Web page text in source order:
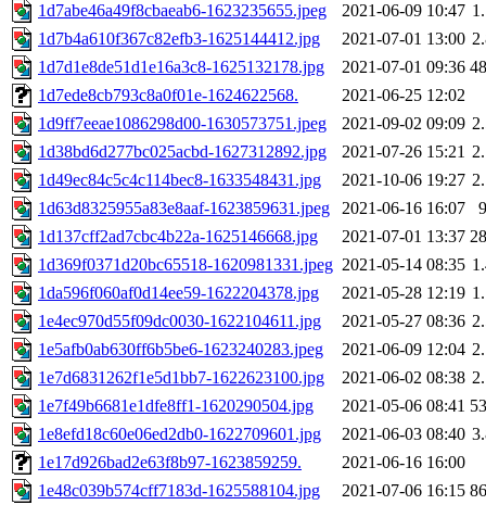
1d7abe46a49f8cbaeab6-1623235655.jpeg
2021-06-09 10:47
1d7b4a610f367c82efb3-1625144412.jpg
2021-07-01 13:00
1d7d1e8de51d1e16a3c8-1625132178.jpg
2021-07-01 09:36
1d7ede8cb793c8a0f01e-1624622568.
2021-06-25 12:02
1d9ff7eeae1086298d00-1630573751.jpeg
2021-09-02 09:09
1d38bd6d277bc025acbd-1627312892.jpg
2021-07-26 15:21
1d49ec84c5c4c114bec8-1633548431.jpg
2021-10-06 19:27
1d63d8325955a83e8aaf-1623859631.jpeg
2021-06-16 16:07
1d137cff2ad7cbc4b22a-1625146668.jpg
2021-07-01 13:37
1d369f0371d20bc65518-1620981331.jpeg 2021-05-14 08:35
1da596f060af0d14ee59-1622204378.jpg
2021-05-28 12:19
1e4ec970d55f09dc0030-1622104611.jpg
2021-05-27 08:36
1e5afb0ab630ff6b5be6-1623240283.jpeg
2021-06-09 12:04
1e7d6831262f1e5d1bb7-1622623100.jpg
2021-06-02 08:38
1e7f49b6681e1dfe8ff1-1620290504.jpg
2021-05-06 08:41
1e8efd18c60e06ed2db0-1622709601.jpg
2021-06-03 08:40
1e17d926bad2e63f8b97-1623859259.
2021-06-16 16:00
1e48c039b574cff7183d-1625588104.jpg
2021-07-06 16:15